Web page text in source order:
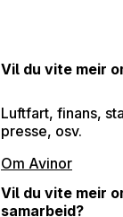
Vil du vite meir
Luftfart, finans,
presse, osv.
Om Avinor
Vil du vite meir
samarbeid?